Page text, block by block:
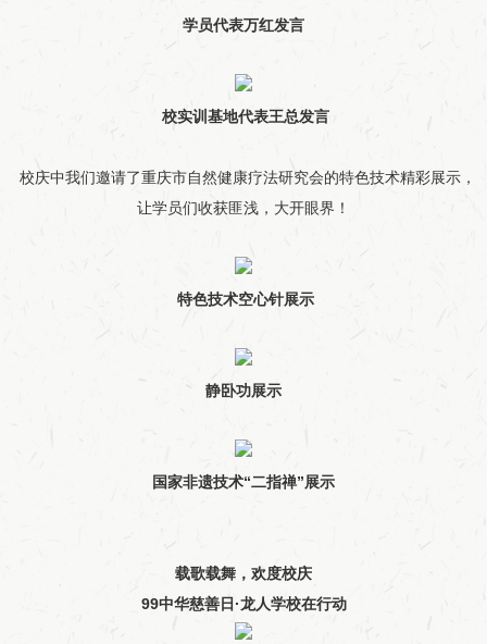
学员代表万红发言
校实训基地代表王总发言
校庆中我们邀请了重庆市自然健康疗法研究会的特色技术精彩展示，
让学员们收获匪浅，大开眼界！
特色技术空心针展示
静卧功展示
国家非遗技术“二指禅”展示
载歌载舞，欢度校庆
99中华慈善日·龙人学校在行动